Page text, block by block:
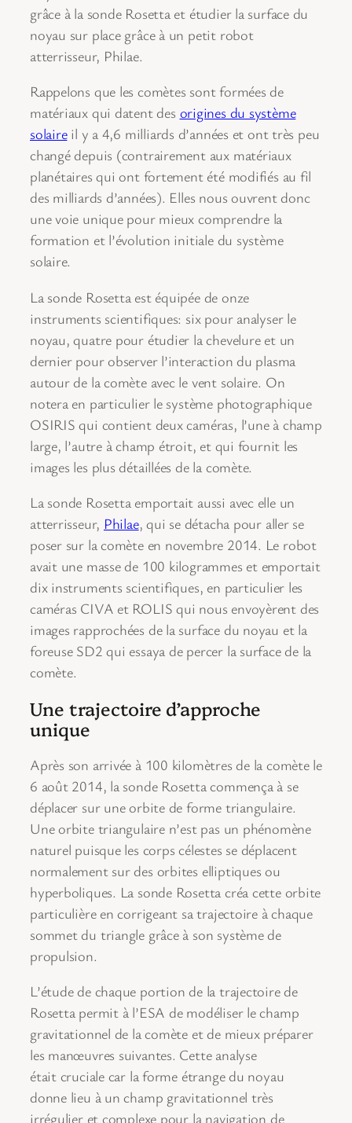
grâce à la sonde Rosetta et étudier la surface du
noyau sur place grâce à un petit robot
atterrisseur, Philae.
Rappelons que les comètes sont formées de
matériaux qui datent des origines du système
solaireil y a 4,6 milliards d’années et ont très peu
changé depuis (contrairement aux matériaux
planétaires qui ont fortement été modifiés au fil
des milliards d’années). Elles nous ouvrent donc
une voie unique pour mieux comprendre la
formation et l’évolution initiale du système
solaire.
La sonde Rosetta est équipée de onze
instruments scientifiques: six pour analyser le
noyau, quatre pour étudier la chevelure et un
dernier pour observer l’interaction du plasma
autour de la comète avec le vent solaire. On
notera en particulier le système photographique
OSIRIS qui contient deux caméras, l’une à champ
large, l’autre à champ étroit, et qui fournit les
images les plus détaillées de la comète.
La sonde Rosetta emportait aussi avec elle un
atterrisseur, Philae, qui se détacha pour aller se
poser sur la comète en novembre 2014. Le robot
avait une masse de 100 kilogrammes et emportait
dix instruments scientifiques, en particulier les
caméras CIVA et ROLIS qui nous envoyèrent des
images rapprochées de la surface du noyau et la
foreuse SD2 qui essaya de percer la surface de la
comète.
Une trajectoire d’approche
unique
Après son arrivée à 100 kilomètres de la comète le
6 août 2014, la sonde Rosetta commença à se
déplacer sur une orbite de forme triangulaire.
Une orbite triangulaire n’est pas un phénomène
naturel puisque les corps célestes se déplacent
normalement sur des orbites elliptiques ou
hyperboliques. La sonde Rosetta créa cette orbite
particulière en corrigeant sa trajectoire à chaque
sommet du triangle grâce à son système de
propulsion.
L’étude de chaque portion de la trajectoire de
Rosetta permit à l’ESA de modéliser le champ
gravitationnel de la comète et de mieux préparer
les manœuvres suivantes. Cette analyse
était cruciale car la forme étrange du noyau
donne lieu à un champ gravitationnel très
irrégulier et complexe pour la navigation de